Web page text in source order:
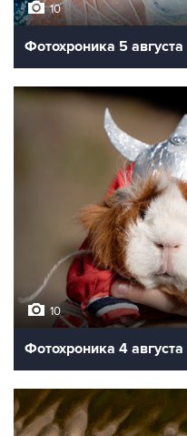
10
Фотохроника 5 августа
10
Фотохроника 4 августа